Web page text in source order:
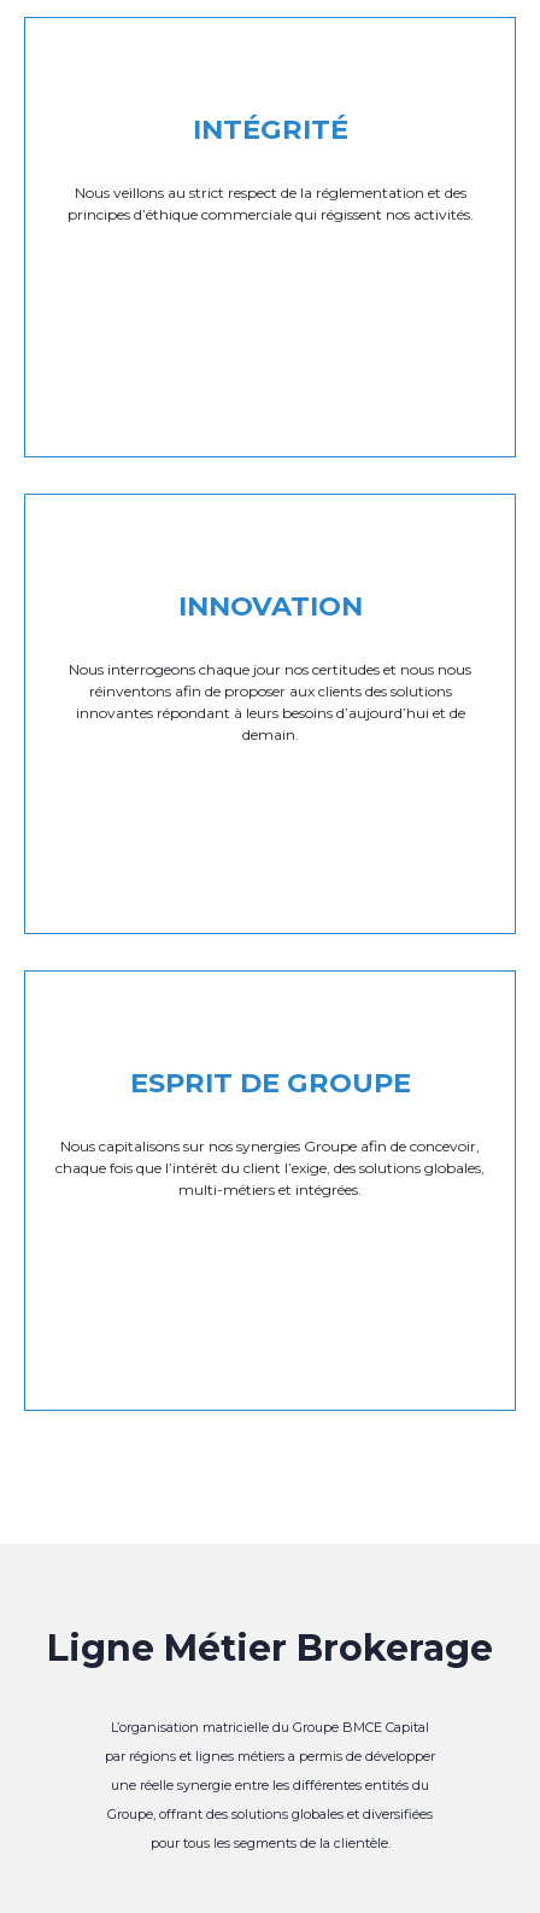
INTÉGRITÉ
Nous veillons au strict respect de la réglementation et des
principes d’éthique commerciale qui régissent nos activités.
INNOVATION
Nous interrogeons chaque jour nos certitudes et nous nous
réinventons afin de proposer aux clients des solutions
innovantes répondant à leurs besoins d’aujourd’hui et de
demain.
ESPRIT DE GROUPE
Nous capitalisons sur nos synergies Groupe afin de concevoir,
chaque fois que l’intérêt du client l’exige, des solutions globales,
multi-métiers et intégrées.
Ligne Métier Brokerage
L’organisation matricielle du Groupe BMCE Capital
par régions et lignes métiers a permis de développer
une réelle synergie entre les différentes entités du
Groupe, offrant des solutions globales et diversifiées
pour tous les segments de la clientèle.